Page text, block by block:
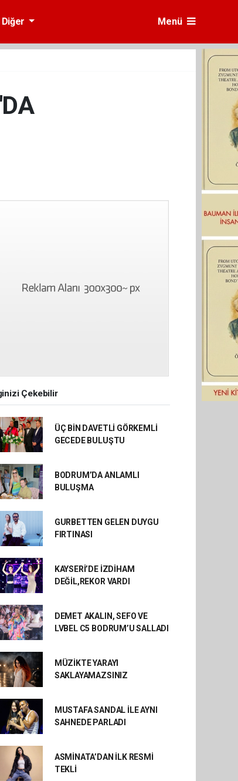
Diğer Menü
Çekebilir
ÜÇ BİN DAVETLİ GÖRKEMLİ
GECEDE BULUŞTU
BODRUM’DA ANLAMLI
BULUŞMA
GURBETTEN GELEN DUYGU
FIRTINASI
KAYSERİ’DE İZDİHAM
DEĞİL,REKOR VARDI
DEMET AKALIN, SEFO VE
LVBEL C5 BODRUM’U SALLADI
MÜZİKTE YARAYI
SAKLAYAMAZSINIZ
MUSTAFA SANDAL İLE AYNI
SAHNEDE PARLADI
ASMİNATA’DAN İLK RESMİ
TEKLİ